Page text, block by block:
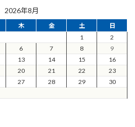
2026年8月
木 金 土
日
1
2
6 7 8
9
13 14 15
16
20 21 22
23
27 28 29
30